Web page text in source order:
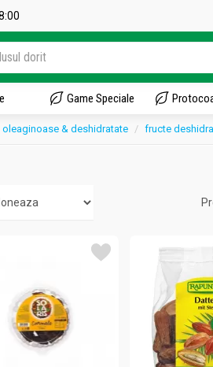
Game Speciale
oleaginoase & deshidratate fructe